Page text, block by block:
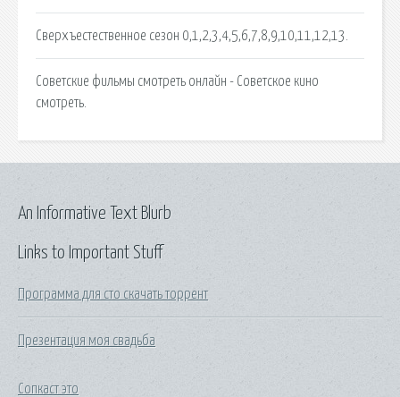
Сверхъестественное сезон 0,1,2,3,4,5,6,7,8,9,10,11,12,13.
Советские фильмы смотреть онлайн - Советское кино
смотреть.
Links to Important Stuff
Программа для сто скачать торрент
Презентация моя свадьба
Сопкаст это
An Informative Text Blurb